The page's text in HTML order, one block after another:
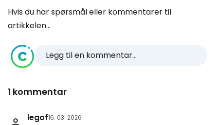
Hvis du har spørsmål eller kommentarer til
artikkelen...
Legg til en kommentar...
1 kommentar
legof16. 03. 2026